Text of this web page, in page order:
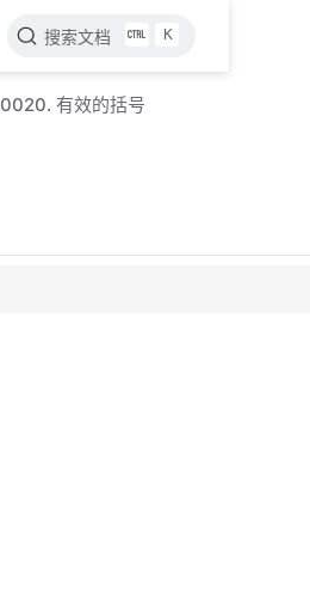
搜索文档 K
0020. 有效的括号